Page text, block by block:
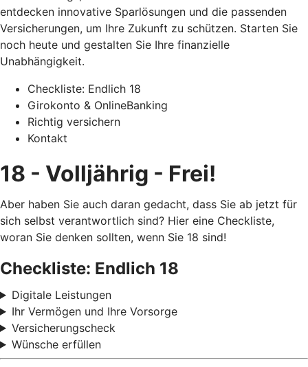
entdecken innovative Sparlösungen und die passenden
Versicherungen, um Ihre Zukunft zu schützen. Starten Sie
noch heute und gestalten Sie Ihre finanzielle
Unabhängigkeit.
Checkliste: Endlich 18
Girokonto & OnlineBanking
Richtig versichern
Kontakt
18 - Volljährig - Frei!
Aber haben Sie auch daran gedacht, dass Sie ab jetzt für
sich selbst verantwortlich sind? Hier eine Checkliste,
woran Sie denken sollten, wenn Sie 18 sind!
Checkliste: Endlich 18
Digitale Leistungen
Ihr Vermögen und Ihre Vorsorge
Versicherungscheck
Wünsche erfüllen